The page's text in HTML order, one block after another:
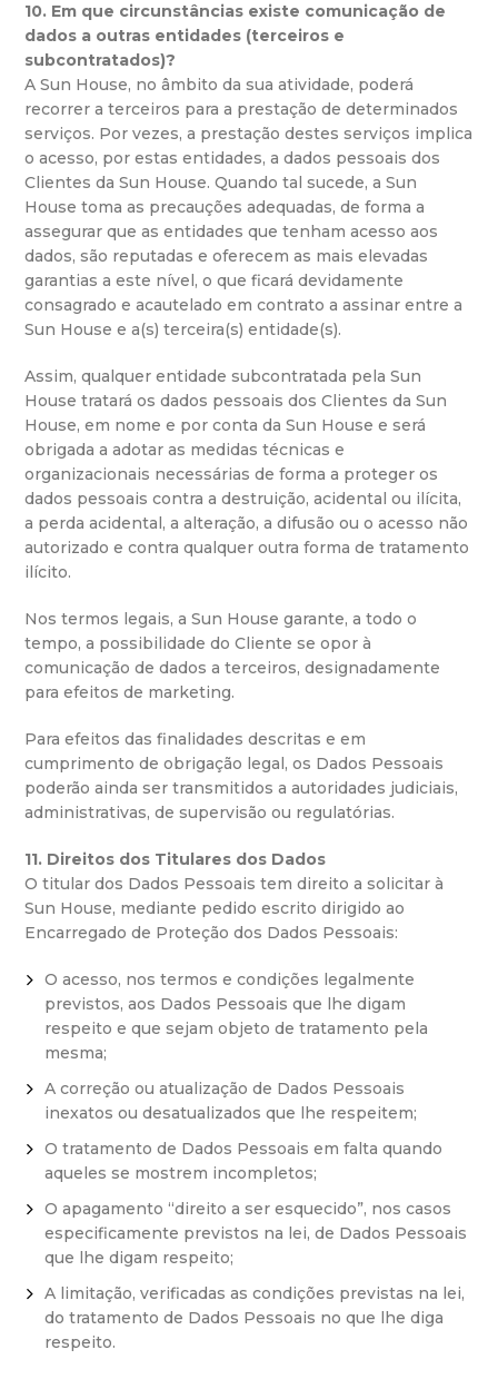
10. Em que circunstâncias existe comunicação de
dados a outras entidades (terceiros e
subcontratados)?
A Sun House, no âmbito da sua atividade, poderá
recorrer a terceiros para a prestação de determinados
serviços. Por vezes, a prestação destes serviços implica
o acesso, por estas entidades, a dados pessoais dos
Clientes da Sun House. Quando tal sucede, a Sun
House toma as precauções adequadas, de forma a
assegurar que as entidades que tenham acesso aos
dados, são reputadas e oferecem as mais elevadas
garantias a este nível, o que ficará devidamente
consagrado e acautelado em contrato a assinar entre a
Sun House e a(s) terceira(s) entidade(s).
Assim, qualquer entidade subcontratada pela Sun
House tratará os dados pessoais dos Clientes da Sun
House, em nome e por conta da Sun House e será
obrigada a adotar as medidas técnicas e
organizacionais necessárias de forma a proteger os
dados pessoais contra a destruição, acidental ou ilícita,
a perda acidental, a alteração, a difusão ou o acesso não
autorizado e contra qualquer outra forma de tratamento
ilícito.
Nos termos legais, a Sun House garante, a todo o
tempo, a possibilidade do Cliente se opor à
comunicação de dados a terceiros, designadamente
para efeitos de marketing.
Para efeitos das finalidades descritas e em
cumprimento de obrigação legal, os Dados Pessoais
poderão ainda ser transmitidos a autoridades judiciais,
administrativas, de supervisão ou regulatórias.
11. Direitos dos Titulares dos Dados
O titular dos Dados Pessoais tem direito a solicitar à
Sun House, mediante pedido escrito dirigido ao
Encarregado de Proteção dos Dados Pessoais:
O acesso, nos termos e condições legalmente
previstos, aos Dados Pessoais que lhe digam
respeito e que sejam objeto de tratamento pela
mesma;
A correção ou atualização de Dados Pessoais
inexatos ou desatualizados que lhe respeitem;
O tratamento de Dados Pessoais em falta quando
aqueles se mostrem incompletos;
O apagamento “direito a ser esquecido”, nos casos
especificamente previstos na lei, de Dados Pessoais
que lhe digam respeito;
A limitação, verificadas as condições previstas na lei,
do tratamento de Dados Pessoais no que lhe diga
respeito.